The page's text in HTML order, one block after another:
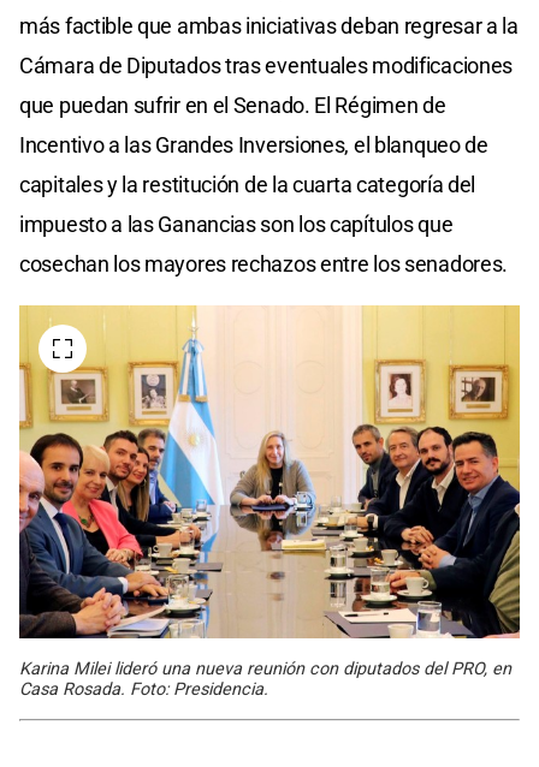
más factible que ambas iniciativas deban regresar a la
Cámara de Diputados tras eventuales modificaciones
que puedan sufrir en el Senado. El Régimen de
Incentivo a las Grandes Inversiones, el blanqueo de
capitales y la restitución de la cuarta categoría del
impuesto a las Ganancias son los capítulos que
cosechan los mayores rechazos entre los senadores.
Karina Milei lideró una nueva reunión con diputados del PRO, en
Casa Rosada. Foto: Presidencia.